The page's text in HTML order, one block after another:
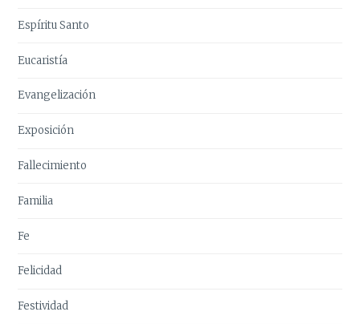
Espíritu Santo
Eucaristía
Evangelización
Exposición
Fallecimiento
Familia
Fe
Felicidad
Festividad